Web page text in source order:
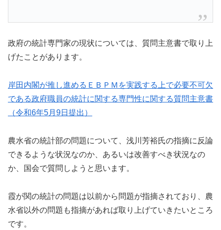
政府の統計専門家の現状については、質問主意書で取り上
げたことがあります。
岸田内閣が推し進めるＥＢＰＭを実践する上で必要不可欠
である政府職員の統計に関する専門性に関する質問主意書
（令和6年5月9日提出）
農水省の統計部の問題について、浅川芳裕氏の指摘に反論
できるような状況なのか、あるいは改善すべき状況なの
か、国会で質問しようと思います。
霞が関の統計の問題は以前から問題が指摘されており、農
水省以外の問題も指摘があれば取り上げていきたいところ
です。